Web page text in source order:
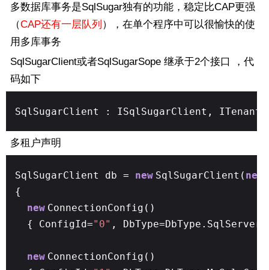
多数据库事务是SqlSugar独有的功能，稳定比CAP更强
（CAP还有一层队列 ），在单个程序中可以很愉快的使
用多库事务
SqlSugarClient或者SqlSugarSope 继承于2个接口 ，代
码如下事物
SqlSugarClient : ISqlSugarClient, ITenant
多租户声明
SqlSugarClient db = new SqlSugarClient( new
{
new ConnectionConfig()
{ ConfigId="0" ,
new ConnectionConfig()